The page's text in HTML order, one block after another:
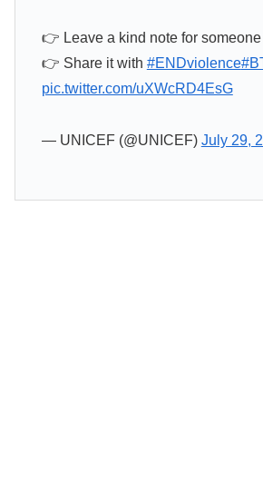
👉 Leave a kind note for
👉 Share it with #ENDviolence
pic.twitter.com/uXWcRD4EsG
— UNICEF (@UNICEF) July 29,